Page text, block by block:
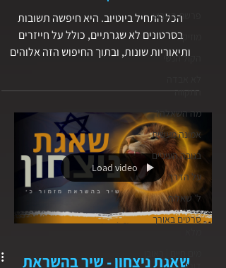
פרשת השבוע
מוזיקה
הקול הנשי
התקווה
מה השאלה?
אמונה מעשית
בגובה העיניים
על הדרך
ל׳ שאלות
סרטים באורך
הכל התחיל ביוטיוב. היא חיפשה תשובות
בסרטונים לא שגרתיים, כולל על חייזרים
ותיאוריות שונות, ובתוך החיפוש הזה אלוהים
דרך סרטונים, שאלות ותפילה, אלוהים פתח את
עיניה, ענה לתפילותיה, והפך לאביה האמיתי.
בסרטון זה היא משתפת איך חסד אלוהים פגש
אותה במקום אישי, והיום היא עוסקת בבישור
ומספרת לאחרים על אלוהים וישוע. האם גם לכם
חיפוש קטן ולא צפוי שינה את החיים?
Load video
שאגת ניצחון - שיר בהשראת